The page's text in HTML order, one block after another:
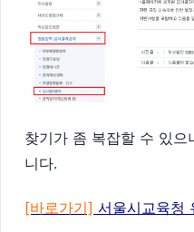
찾기가 좀 복잡할 수 있으
니다.
[바로가기] 서울시교육청